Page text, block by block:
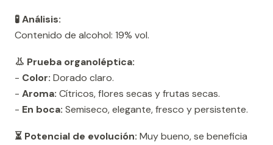
🧪 Análisis:
Contenido de alcohol: 19% vol.
👃 Prueba organoléptica:
- Color: Dorado claro.
- Aroma: Cítricos, flores secas y frutas secas.
- En boca: Semiseco, elegante, fresco y persistente.
⏳ Potencial de evolución: Muy bueno, se beneficia